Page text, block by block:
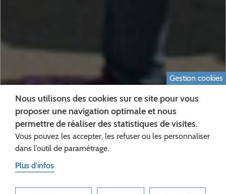
Gestion cookies
Nous utilisons des cookies sur ce site pour vous
proposer une navigation optimale et nous
permettre de réaliser des statistiques de visites.
Vous pouvez les accepter, les refuser ou les personnaliser
dans l’outil de paramétrage.
Plus d'infos